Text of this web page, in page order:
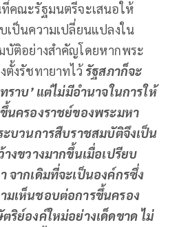
คณะรัฐมนตรีจะเสนอให้
ป็นความเปลี่ยนแปลงใน
บัติอย่างสำคัญโดยหากพระ
ตั้งรัชทายาทไว้ รัฐสภาก็จะ
ราบ’ แต่ไม่มีอำนาจในการให้
นครองราชย์ของพระมหา
บวนการสืบราชสมบัติจึงเป็น
างขวางมากขึ้นเมื่อเปรียบ
จากเดิมที่จะเป็นองค์กรซึ่ง
มเห็นชอบต่อการขึ้นครอง
ริย์องค์ใหม่อย่างเด็ดขาด ไม่